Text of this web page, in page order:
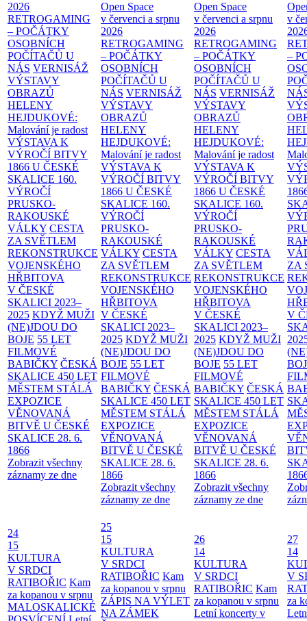
2026
RETROGAMING
– POČÁTKY
OSOBNÍCH
POČÍTAČŮ U
NÁS VERNISÁŽ
VÝSTAVY
OBRAZŮ
HELENY
HEJDUKOVÉ:
Malování je radost
VÝSTAVA K
VÝROČÍ BITVY
1866 U ČESKÉ
SKALICE 160.
VÝROČÍ
PRUSKO-
RAKOUSKÉ
VÁLKY CESTA
ZA SVĚTLEM
REKONSTRUKCE
VOJENSKÉHO
HŘBITOVA
V ČESKÉ
SKALICI 2023–
2025 KDYŽ MUŽI
(NE)JDOU DO
BOJE 55 LET
FILMOVÉ
BABIČKY ČESKÁ
SKALICE 450 LET
MĚSTEM STÁLÁ
EXPOZICE
VĚNOVANÁ
BITVĚ U ČESKÉ
SKALICE 28. 6.
1866
Zobrazit všechny
záznamy ze dne
Open Space
v červenci a srpnu
2026
RETROGAMING
– POČÁTKY
OSOBNÍCH
POČÍTAČŮ U
NÁS VERNISÁŽ
VÝSTAVY
OBRAZŮ
HELENY
HEJDUKOVÉ:
Malování je radost
VÝSTAVA K
VÝROČÍ BITVY
1866 U ČESKÉ
SKALICE 160.
VÝROČÍ
PRUSKO-
RAKOUSKÉ
VÁLKY CESTA
ZA SVĚTLEM
REKONSTRUKCE
VOJENSKÉHO
HŘBITOVA
V ČESKÉ
SKALICI 2023–
2025 KDYŽ MUŽI
(NE)JDOU DO
BOJE 55 LET
FILMOVÉ
BABIČKY ČESKÁ
SKALICE 450 LET
MĚSTEM STÁLÁ
EXPOZICE
VĚNOVANÁ
BITVĚ U ČESKÉ
SKALICE 28. 6.
1866
Zobrazit všechny
záznamy ze dne
Open Space
v červenci a srpnu
2026
RETROGAMING
– POČÁTKY
OSOBNÍCH
POČÍTAČŮ U
NÁS VERNISÁŽ
VÝSTAVY
OBRAZŮ
HELENY
HEJDUKOVÉ:
Malování je radost
VÝSTAVA K
VÝROČÍ BITVY
1866 U ČESKÉ
SKALICE 160.
VÝROČÍ
PRUSKO-
RAKOUSKÉ
VÁLKY CESTA
ZA SVĚTLEM
REKONSTRUKCE
VOJENSKÉHO
HŘBITOVA
V ČESKÉ
SKALICI 2023–
2025 KDYŽ MUŽI
(NE)JDOU DO
BOJE 55 LET
FILMOVÉ
BABIČKY ČESKÁ
SKALICE 450 LET
MĚSTEM STÁLÁ
EXPOZICE
VĚNOVANÁ
BITVĚ U ČESKÉ
SKALICE 28. 6.
1866
Zobrazit všechny
záznamy ze dne
v
–
ZA
V
24
15
KULTURA
V SRDCI
RATIBOŘIC Kam
za kopanou v srpnu
MALOSKALICKÉ
25
15
KULTURA
V SRDCI
RATIBOŘIC Kam
za kopanou v srpnu
ZÁPIS NA VÝLET
NA ZÁMEK
26
14
KULTURA
V SRDCI
RATIBOŘIC Kam
za kopanou v srpnu
Letní koncerty v
27
14
V
za